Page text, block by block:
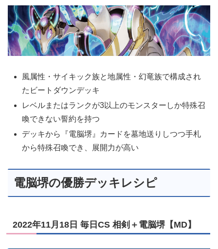
風属性・サイキック族と地属性・幻竜族で構成され
たビートダウンデッキ
レベルまたはランクが3以上のモンスターしか特殊召
喚できない誓約を持つ
デッキから『電脳堺』カードを墓地送りしつつ手札
から特殊召喚でき、展開力が高い
電脳堺の優勝デッキレシピ
2022年11月18日 毎日CS 相剣＋電脳堺【MD】